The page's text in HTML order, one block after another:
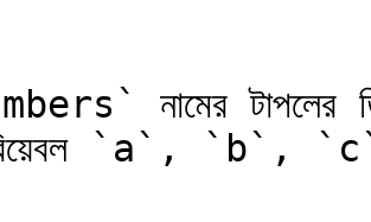
নামের টাপলের
`a`, `b`, `c`